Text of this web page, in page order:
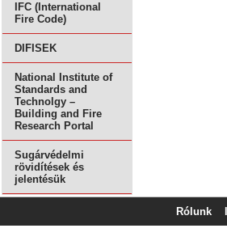
IFC (International
Fire Code)
DIFISEK
National Institute of
Standards and
Technolgy –
Building and Fire
Research Portal
Sugárvédelmi
rövidítések és
jelentésük
Rólunk